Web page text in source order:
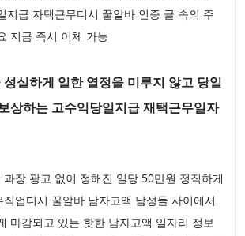
지급 자택근무디시 꿀알바 인증 글 속의 주
지금 즉시 이체 가능
실하게 일한 열정을 미루지 않고 당일
상하는 고수익당일지급 재택근무일자
장 광고 없이 정해진 일당 50만원 정직하게
업디시 꿀알바 남자고액 남성들 사이에서
마감되고 있는 핫한 남자고액 일자리 정보